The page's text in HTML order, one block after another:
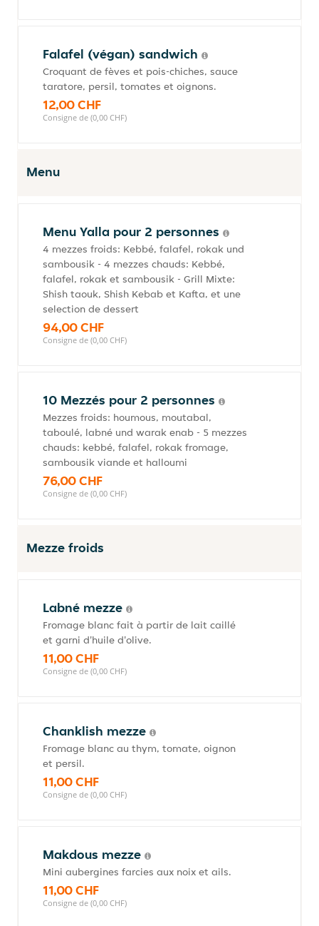
Falafel (végan) sandwich
Croquant de fèves et pois-chiches, sauce
taratore, persil, tomates et oignons.
12,00 CHF
Consigne de (0,00 CHF)
Menu
Menu Yalla pour 2 personnes
4 mezzes froids: Kebbé, falafel, rokak und
sambousik - 4 mezzes chauds: Kebbé,
falafel, rokak et sambousik - Grill Mixte:
Shish taouk, Shish Kebab et Kafta, et une
selection de dessert
94,00 CHF
Consigne de (0,00 CHF)
10 Mezzés pour 2 personnes
Mezzes froids: houmous, moutabal,
taboulé, labné und warak enab - 5 mezzes
chauds: kebbé, falafel, rokak fromage,
sambousik viande et halloumi
76,00 CHF
Consigne de (0,00 CHF)
Mezze froids
Labné mezze
Fromage blanc fait à partir de lait caillé
et garni d'huile d'olive.
11,00 CHF
Consigne de (0,00 CHF)
Chanklish mezze
Fromage blanc au thym, tomate, oignon
et persil.
11,00 CHF
Consigne de (0,00 CHF)
Makdous mezze
Mini aubergines farcies aux noix et ails.
11,00 CHF
Consigne de (0,00 CHF)